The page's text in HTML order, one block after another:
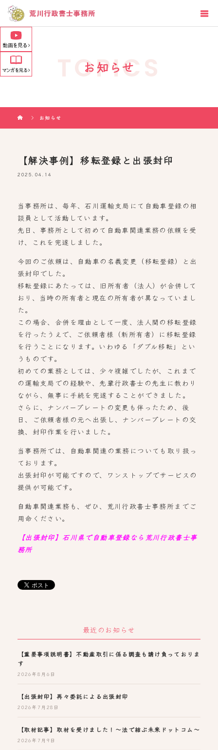
お知らせ
TOPICS
お知らせ
【解決事例】移転登録と出張封印
2025.04.14
当事務所は、毎年、石川運輸支局にて自動車登録の相
談員として活動しています。
先日、事務所として初めて自動車関連業務の依頼を受
け、これを完遂しました。
今回のご依頼は、自動車の名義変更（移転登録）と出
張封印でした。
移転登録にあたっては、旧所有者（法人）が合併して
おり、当時の所有者と現在の所有者が異なっていまし
た。
この場合、合併を理由として一度、法人間の移転登録
を行ったうえで、ご依頼者様（新所有者）に移転登録
を行うことになります。いわゆる「ダブル移転」とい
うものです。
初めての業務としては、少々複雑でしたが、これまで
の運輸支局での経験や、先輩行政書士の先生に教わり
ながら、無事に手続を完遂することができました。
さらに、ナンバープレートの変更も伴ったため、後
日、ご依頼者様の元へ出張し、ナンバープレートの交
換、封印作業を行いました。
当事務所では、自動車関連の業務についても取り扱っ
ております。
出張封印が可能ですので、ワンストップでサービスの
提供が可能です。
自動車関連業務も、ぜひ、荒川行政書士事務所までご
用命ください。
【出張封印】石川県で自動車登録なら荒川行政書士事
務所
最近のお知らせ
【重要事項説明書】不動産取引に係る調査も請け負っておりま
す
2026年8月6日
【出張封印】再々委託による出張封印
2026年7月28日
【取材記事】取材を受けました！～法で結ぶ未来ドットコム～
2026年7月9日